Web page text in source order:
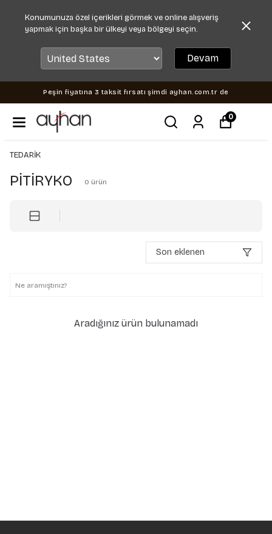
Konumunuza özel içerikleri görmek ve online alışveriş
yapmak için başka bir ülkeyi veya bölgeyi seçin.
Devam
Peşin fiyatına 3 taksit fırsatı şimdi ayhan.com.tr de
0
TEDARİK
PİTİRYKO 0 ürün
Son eklenen
Aradığınız ürün bulunamadı